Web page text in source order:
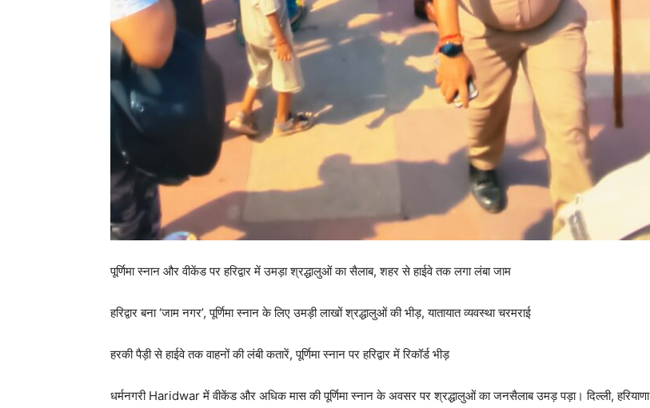
पूर्णिमा स्नान और वीकेंड पर हरिद्वार में उमड़ा श्रद्धालुओं का सैलाब, शहर से हाईवे तक लगा लंबा जाम
हरिद्वार बना ‘जाम नगर’, पूर्णिमा स्नान के लिए उमड़ी लाखों श्रद्धालुओं की भीड़, यातायात व्यवस्था चरमराई
हरकी पैड़ी से हाईवे तक वाहनों की लंबी कतारें, पूर्णिमा स्नान पर हरिद्वार में रिकॉर्ड भीड़
धर्मनगरी Haridwarमें वीकेंड और अधिक मास की पूर्णिमा स्नान के अवसर पर श्रद्धालुओं का जनसैलाब उमड़ पड़ा। दिल्ली, हरियाणा